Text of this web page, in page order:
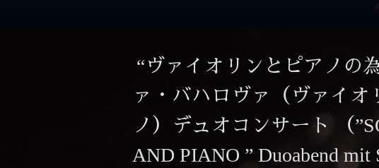
“ヴァイオリンとピアノの
ァ・バハロヴァ（ヴァイ
ノ）デュオコンサート （
AND PIANO ” Duoabend mit